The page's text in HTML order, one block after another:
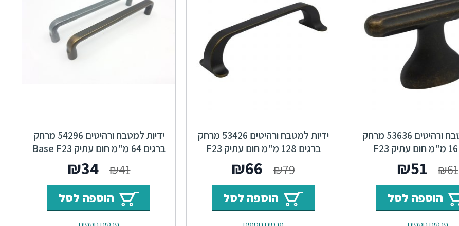
ידיות למטבח ורהיטים 53636 מרחק
ברגים 16 מ"מ חום עתיק F23
Mercury₪61
המחיר
המקורי
היה:
₪51
הנוכחי
הוא:
הוספה לסל
ידיות למטבח ורהיטים 53426 מרחק
ברגים 128 מ"מ חום עתיק F23
Locker₪79
המחיר
המקורי
היה:
₪66
הנוכחי
הוא:
הוספה לסל
ידיות למטבח ורהיטים 54296 מרחק
ברגים 64 מ"מ חום עתיק Base F23
₪41
המחיר
המקורי
היה:
₪34
הנוכחי
הוא:
הוספה לסל